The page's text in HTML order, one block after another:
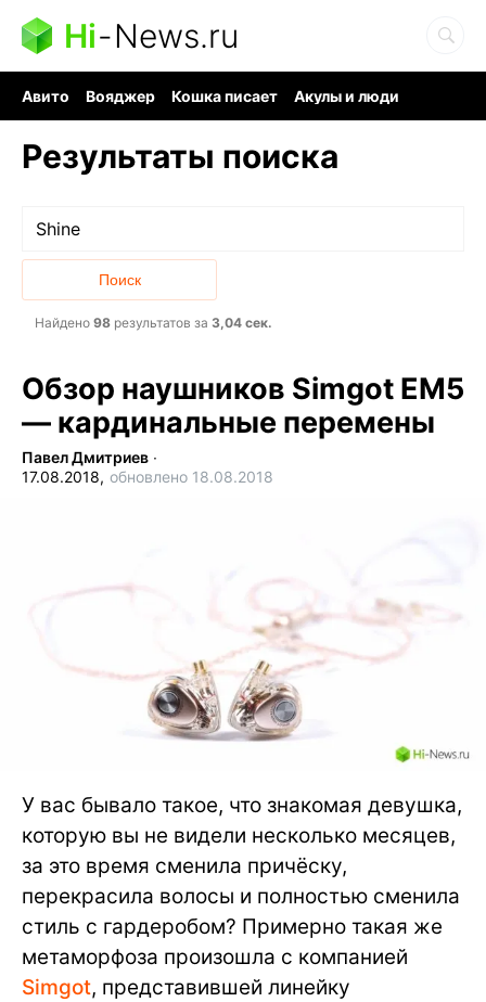
Hi-News.ru
Авито Вояджер Кошка писает
Акулы и люди
Результаты поиска
Найдено 98 результатов за 3,04 сек.
Обзор наушников Simgot EM5
— кардинальные перемены
Павел Дмитриев ∙
17.08.2018, обновлено 18.08.2018
У вас бывало такое, что знакомая девушка,
которую вы не видели несколько месяцев,
за это время сменила причёску,
перекрасила волосы и полностью сменила
стиль с гардеробом? Примерно такая же
метаморфоза произошла с компанией
Simgot, представившей линейку